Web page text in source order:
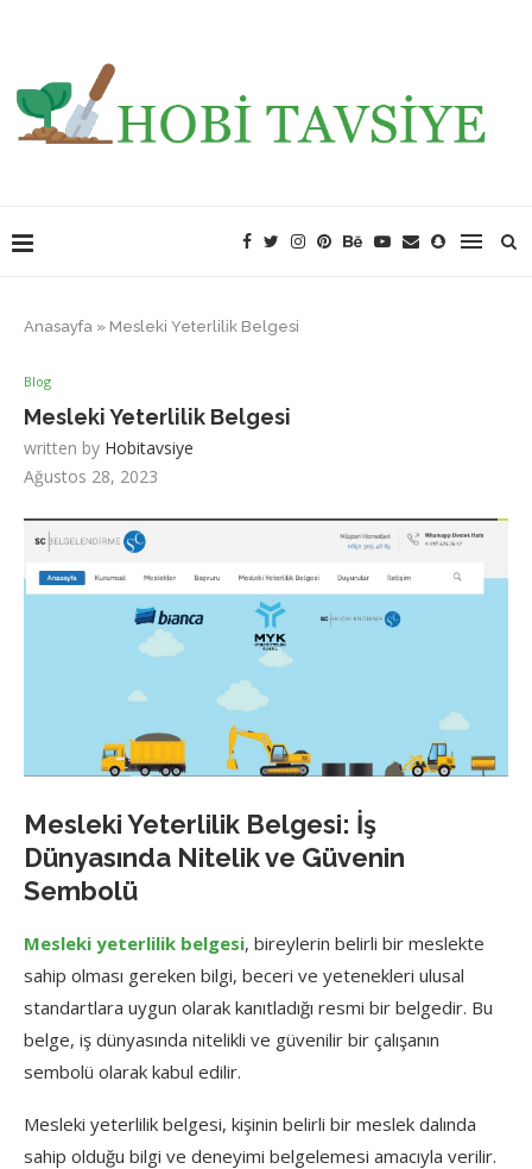
Anasayfa » Mesleki Yeterlilik Belgesi
Blog
Mesleki Yeterlilik Belgesi
written by Hobitavsiye
Ağustos 28, 2023
Mesleki Yeterlilik Belgesi: İş
Dünyasında Nitelik ve Güvenin
Sembolü
Mesleki yeterlilik belgesi, bireylerin belirli bir meslekte
sahip olması gereken bilgi, beceri ve yetenekleri ulusal
standartlara uygun olarak kanıtladığı resmi bir belgedir. Bu
belge, iş dünyasında nitelikli ve güvenilir bir çalışanın
sembolü olarak kabul edilir.
Mesleki yeterlilik belgesi, kişinin belirli bir meslek dalında
sahip olduğu bilgi ve deneyimi belgelemesi amacıyla verilir.